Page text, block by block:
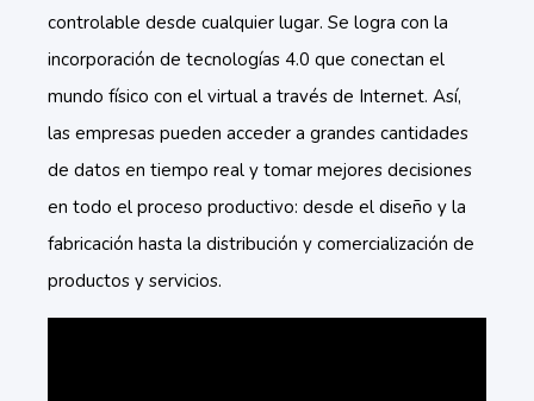
controlable desde cualquier lugar. Se logra con la
incorporación de tecnologías 4.0 que conectan el
mundo físico con el virtual a través de Internet. Así,
las empresas pueden acceder a grandes cantidades
de datos en tiempo real y tomar mejores decisiones
en todo el proceso productivo: desde el diseño y la
fabricación hasta la distribución y comercialización de
productos y servicios.